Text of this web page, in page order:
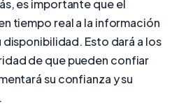
es importante que el
tiempo real a la información
Esto dará a los
de que pueden confiar
su confianza y su